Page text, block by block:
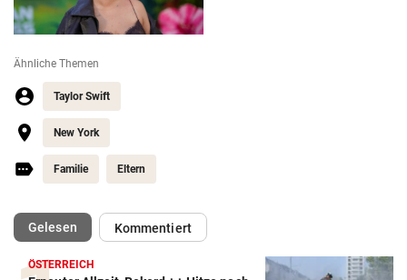
Ähnliche Themen
Taylor Swift
New York
Familie Eltern
Gelesen(ausgewählt)Kommentiert
ÖSTERREICH